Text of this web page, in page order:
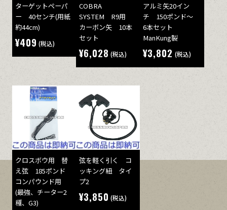
ターゲットペーパ
ー 40センチ(用紙
約44cm)
¥409 (税込)
COBRA
SYSTEM R9用
カーボン矢 10本
セット
¥6,028 (税込)
アルミ矢20イン
チ 150ポンド～
6本セット
ManKung製
¥3,802 (税込)
クロスボウ用 替
え弦 185ポンド
コンパウンド用
(最強、チーター2
種、G3)
弦を軽く引く コ
ッキング紐 タイ
プ2
¥3,850 (税込)